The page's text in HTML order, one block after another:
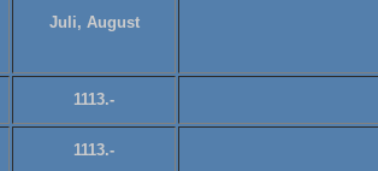
Juli, August
1113.-
1113.-